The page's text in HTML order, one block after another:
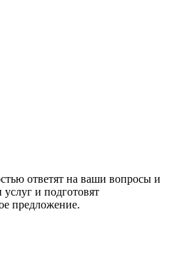
ответят на ваши вопросы и
услуг и подготовят
предложение.